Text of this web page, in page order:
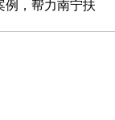
，帮力南宁扶